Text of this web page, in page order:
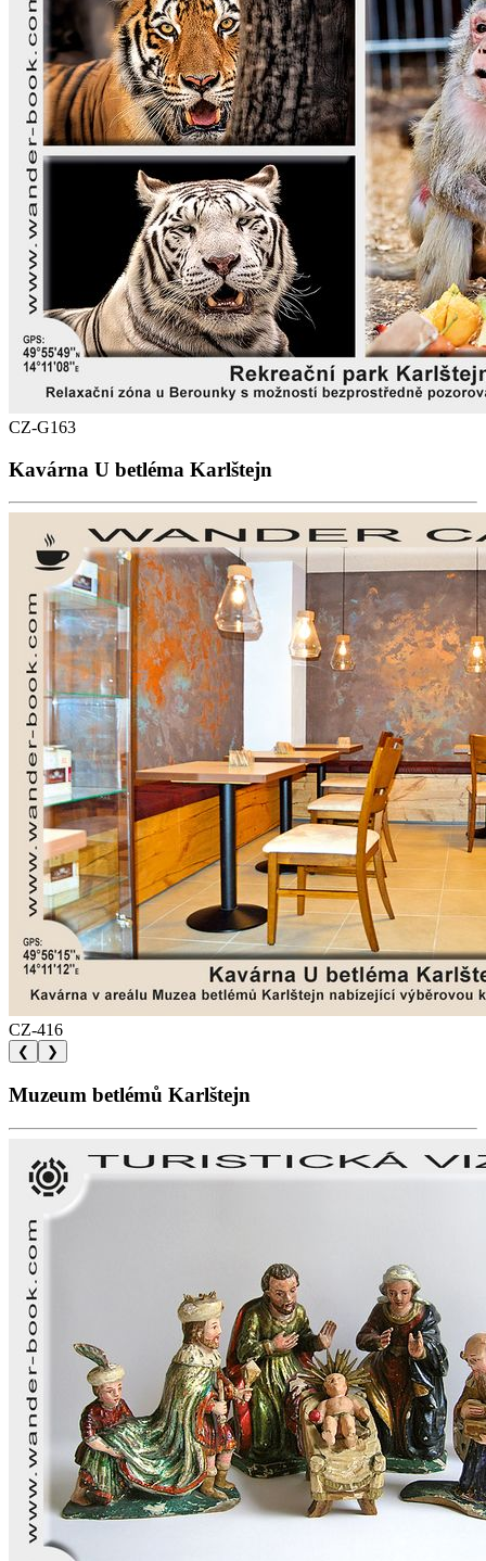
CZ-G163
Kavárna U betléma Karlštejn
CZ-416
❮ ❯
Muzeum betlémů Karlštejn